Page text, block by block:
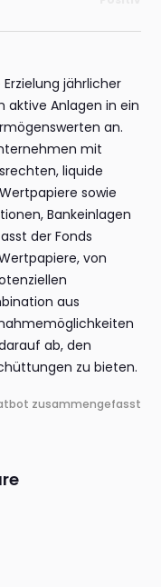
Erzielung jährlicher
aktive Anlagen in ein
an.
mit
liquide
sowie
Bankeinlagen
der Fonds
von
aus
ab, den
zu bieten.
zusammengefasst